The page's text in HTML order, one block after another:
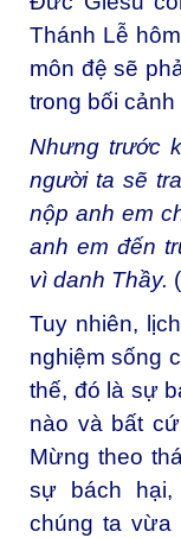
Thánh Lễ
môn đệ sẽ
trong bối
Nhưng trước
người ta sẽ
nộp anh em
anh em đến
vì danh Thầy.
Tuy nhiên,
nghiệm sống
thế, đó là sự
nào và bất
Mừng theo
sự bách
chúng ta vừa